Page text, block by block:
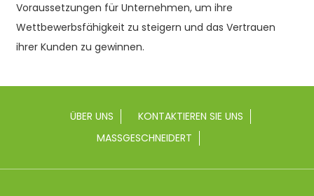
Voraussetzungen für Unternehmen, um ihre
Wettbewerbsfähigkeit zu steigern und das Vertrauen
ihrer Kunden zu gewinnen.
ÜBER UNS
KONTAKTIEREN SIE UNS
MASSGESCHNEIDERT